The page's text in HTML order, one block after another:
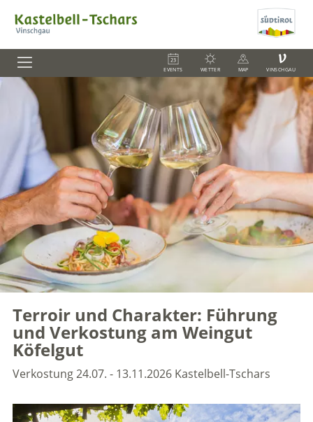
EVENTS WETTER MAP
V
VINSCHGAU
Terroir und Charakter: Führung
und Verkostung am Weingut
Köfelgut
Verkostung24.07. - 13.11.2026 Kastelbell-Tschars